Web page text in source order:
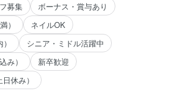
募集
ボーナス・賞与あり
）
ネイルOK
シニア・ミドル活躍中
み）
新卒歓迎
休み）